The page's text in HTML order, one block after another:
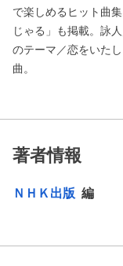
で楽しめるヒット曲
じゃる」も掲載。詠
のテーマ／恋をいた
曲。
著者情報
ＮＨＫ出版 編